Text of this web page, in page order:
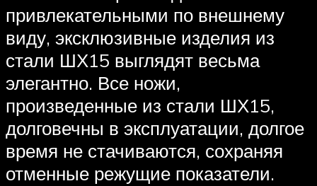
привлекательными по внешнему
виду, эксклюзивные изделия из
стали ШХ15 выглядят весьма
элегантно. Все ножи,
произведенные из стали ШХ15,
долговечны в эксплуатации, долгое
время не стачиваются, сохраняя
отменные режущие показатели.